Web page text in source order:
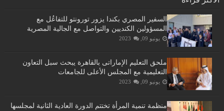
السفير المصري بكندا يزور تورونتو للتفاعُل مع
المسؤولين الكنديين والتواصل مع الجالية المصرية
يونيو 09, 2023
ملحق التعليم الإماراتى بالقاهرة يبحث سبل التعاون
التعليمية مع المجلس الأعلى للجامعات
يونيو 09, 2023
منظمة تنمية المرأة تختتم الدورة العادية الثانية لمجلسها